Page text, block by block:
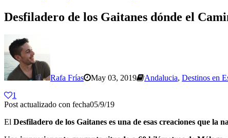
Desfiladero de los Gaitanes dónde el
Rafa Frías May 03, 2019 Andalucia, Destinos en
1
Post actualizado con fecha05/9/19
El Desfiladero de los Gaitanes es una de esas creaciones que la